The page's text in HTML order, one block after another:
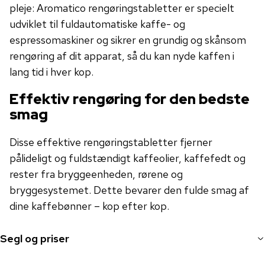
pleje: Aromatico rengøringstabletter er specielt
udviklet til fuldautomatiske kaffe- og
espressomaskiner og sikrer en grundig og skånsom
rengøring af dit apparat, så du kan nyde kaffen i
lang tid i hver kop.
Effektiv rengøring for den bedste
smag
Disse effektive rengøringstabletter fjerner
pålideligt og fuldstændigt kaffeolier, kaffefedt og
rester fra bryggeenheden, rørene og
bryggesystemet. Dette bevarer den fulde smag af
dine kaffebønner – kop efter kop.
Segl og priser